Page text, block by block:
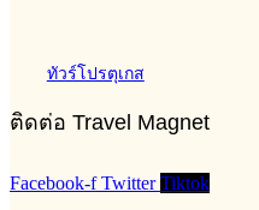
ทัวร์โปรตุเกส
ติดต่อ Travel Magnet
Facebook-f Twitter Tiktok